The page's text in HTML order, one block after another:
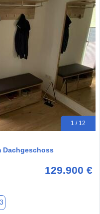
1 / 12
Dachgeschoss
129.900 €